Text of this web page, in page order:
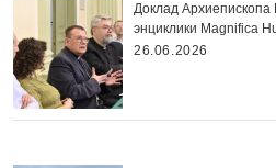
Доклад
энциклики Magnifica
26.06.2026